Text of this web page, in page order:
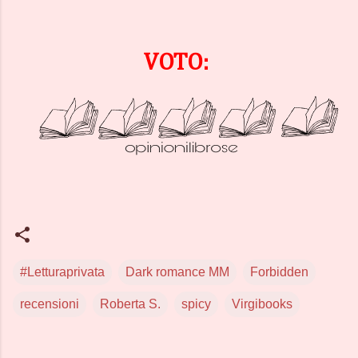
VOTO:
#Letturaprivata Dark romance MM Forbidden
recensioni Roberta S. spicy Virgibooks